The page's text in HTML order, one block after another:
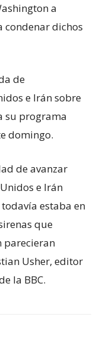
a
condenar dichos
de
e Irán sobre
su programa
domingo.
de avanzar
e Irán
estaba en
que
parecieran
Usher, editor
la BBC.